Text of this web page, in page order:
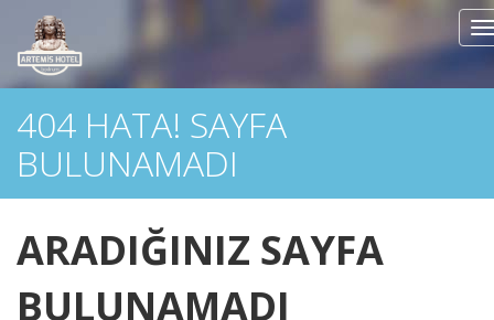
404 HATA! SAYFA
BULUNAMADI
ARADIĞINIZ SAYFA
BULUNAMADI